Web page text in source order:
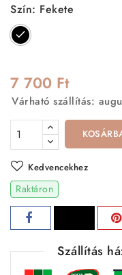
Szín: Fekete
Fekete
7 700 Ft
Várható szállítás:
Kedvencekhez
Raktáron
Szállítás